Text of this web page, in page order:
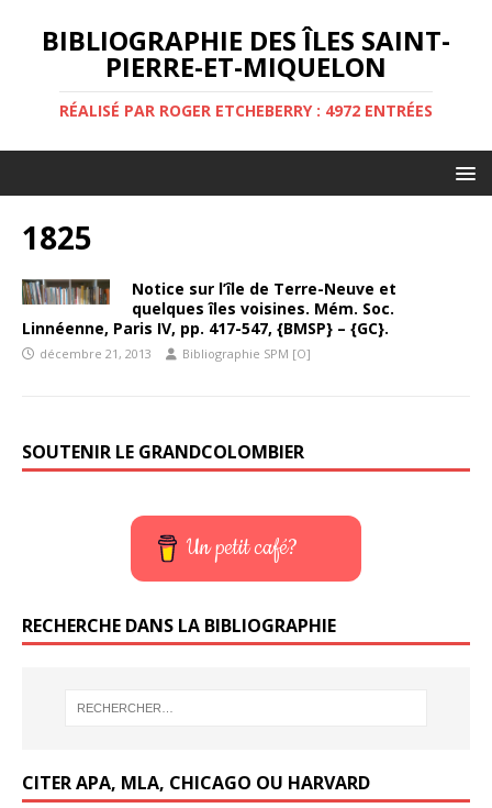
BIBLIOGRAPHIE DES ÎLES SAINT-
PIERRE-ET-MIQUELON
RÉALISÉ PAR ROGER ETCHEBERRY : 4972 ENTRÉES
1825
Notice sur l’île de Terre-Neuve et
quelques îles voisines. Mém. Soc.
Linnéenne, Paris IV, pp. 417-547, {BMSP} – {GC}.
décembre 21, 2013 Bibliographie SPM [O]
SOUTENIR LE GRANDCOLOMBIER
Un petit café?
RECHERCHE DANS LA BIBLIOGRAPHIE
CITER APA, MLA, CHICAGO OU HARVARD